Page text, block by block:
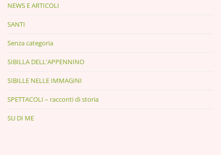
NEWS E ARTICOLI
SANTI
Senza categoria
SIBILLA DELL'APPENNINO
SIBILLE NELLE IMMAGINI
SPETTACOLI – racconti di storia
SU DI ME